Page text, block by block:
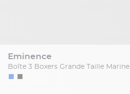
eminence
Boîte 3 Boxers Grande Taille Marine